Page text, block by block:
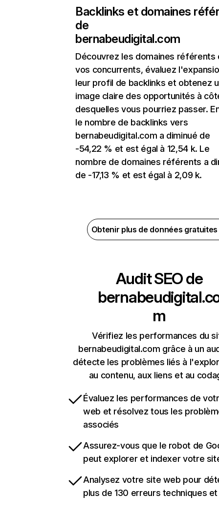
Backlinks et domaines
de
bernabeudigital.com
Découvrez les domaines référents
vos concurrents, évaluez
leur profil de backlinks et obtenez
image claire des opportunités à
desquelles vous pourriez passer.
le nombre de backlinks vers
bernabeudigital.com a diminué de
-54,22 % et est égal à 12,54 k. Le
nombre de domaines référents a
de -17,13 % et est égal à 2,09 k.
Obtenir plus de données
Audit SEO de
m
Vérifiez les performances du
bernabeudigital.com grâce à un
détecte les problèmes liés à
au contenu, aux liens et au
Évaluez les performances de
web et résolvez tous les
associés
Assurez-vous que le robot de
peut explorer et indexer votre
Analysez votre site web pour
plus de 130 erreurs techniques et